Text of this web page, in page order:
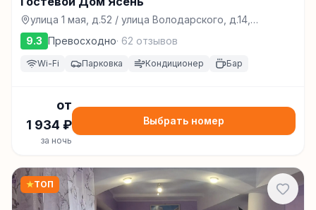
улица 1 мая, д.52 / улица Володарского, д.14,
Феодосия
9.3 Превосходно· 62 отзывов
Wi-Fi Парковка Кондиционер Бар
от
1 934 ₽
за ночь
Выбрать номер
★ТОП